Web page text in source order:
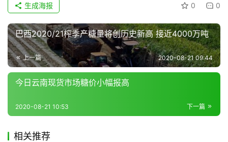
专
题
道
0 0
生成海报
巴西2020/21榨季产糖量将创历史新高 接近4000万吨
上一篇 2020-08-21 09:44
今日云南现货市场糖价小幅报高
下一篇
2020-08-21 10:53
相关推荐